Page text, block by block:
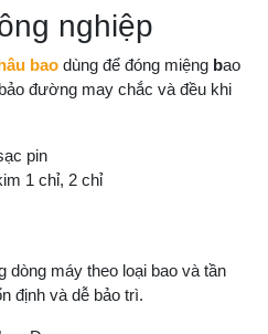
nghiệp
bao dùng để đóng miệng bao
đường may chắc và đều khi
pin
1 chỉ, 2 chỉ
máy theo loại bao và tần
định và dễ bảo trì.